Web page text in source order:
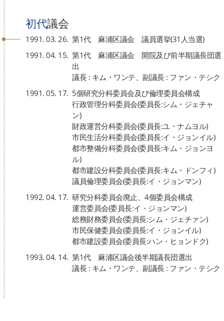
初代議会
1991. 03. 26. 第1代 麻浦区議会 議員選挙(31人当選)
1991. 04. 15. 第1代 麻浦区議会 開院及び前半期議長団選
出
議長 : キム・ワンテ、副議長 : ファン・テシク
1991. 05. 17. 5個研究分科委員会及び倫理委員会構成
行政管理分科委員会(委員長:シム・ジェチャ
ン)
財政運営分科委員会(委員長:ユ・ナムヨル)
市民生活分科委員会(委員長:イ・ジョンイル)
都市整備分科委員会(委員長:キム・ジョンヨ
ル)
都市建設分科委員会(委員長:キム・ドンフィ)
議員倫理委員会(委員長:イ・ジョンマン)
1992. 04. 17. 研究分科委員会廃止、4個委員会構成
運営委員会(委員長:イ・ジョンマン)
総務財務委員会(委員長:シム・ジェチァン)
市民保健委員会(委員長:イ・ジョンイル)
都市建設委員会(委員長:ハン・ヒョンドク)
1993. 04. 14. 第1代 麻浦区議会後半期議長団選出
議長 : キム・ワンテ、副議長 : ファン・テシク